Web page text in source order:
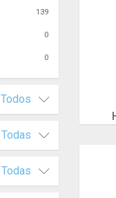
139
0
0
Todos
Todas
Todas